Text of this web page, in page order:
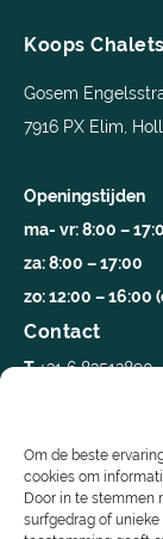
Om de beste
cookies om
Door in te stemmen
surfgedrag of unieke
Koops
Gosem
7916 PX Elim,
Openingstijden
ma- vr: 8:00 –
za: 8:00 – 17:00
zo: 12:00 – 16:00
Contact
T+31 6 83512890
Snel